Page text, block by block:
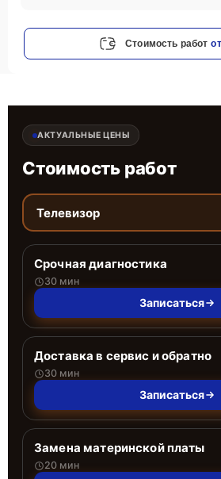
Стоимость работ
АКТУАЛЬНЫЕ ЦЕНЫ
Стоимость работ
Телевизор
Срочная диагностика
30 мин
Записаться
Доставка в сервис и обратно
30 мин
Записаться
Замена материнской платы
20 мин